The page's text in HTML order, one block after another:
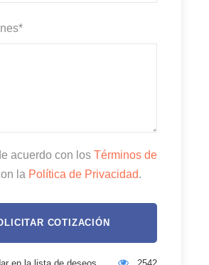
*
acuerdo con los Términos de
la Política de Privacidad.